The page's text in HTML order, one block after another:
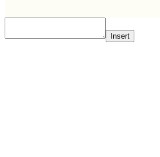
Insert